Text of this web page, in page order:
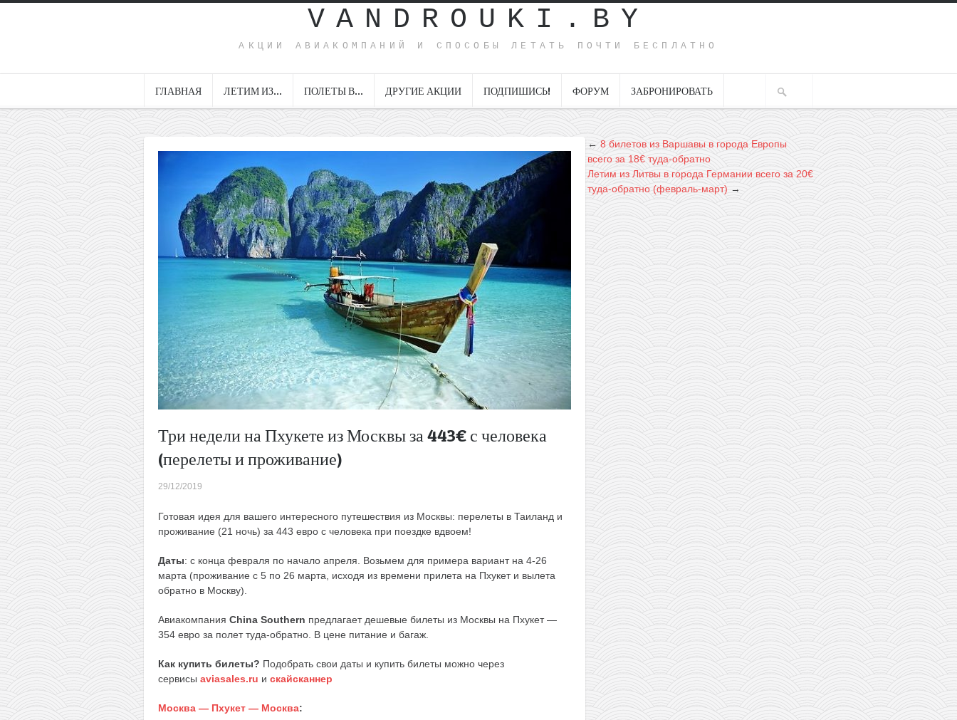
VANDROUKI.BY
АКЦИИ АВИАКОМПАНИЙ И СПОСОБЫ ЛЕТАТЬ ПОЧТИ БЕСПЛАТНО
ГЛАВНАЯ ЛЕТИМ ИЗ… ПОЛЕТЫ В… ДРУГИЕ АКЦИИ ПОДПИШИСЬ! ФОРУМ ЗАБРОНИРОВАТЬ
Три недели на Пхукете из Москвы за 443€ с человека
(перелеты и проживание)
29/12/2019
Готовая идея для вашего интересного путешествия из Москвы: перелеты в Таиланд и
проживание (21 ночь) за 443 евро с человека при поездке вдвоем!
Даты: с конца февраля по начало апреля. Возьмем для примера вариант на 4-26
марта (проживание с 5 по 26 марта, исходя из времени прилета на Пхукет и вылета
обратно в Москву).
Авиакомпания China Southern предлагает дешевые билеты из Москвы на Пхукет —
354 евро за полет туда-обратно. В цене питание и багаж.
Как купить билеты? Подобрать свои даты и купить билеты можно через
сервисы aviasales.ru и скайсканнер
Москва — Пхукет — Москва:
←8 билетов из Варшавы в города Европы
всего за 18€ туда-обратно
Летим из Литвы в города Германии всего за 20€
туда-обратно (февраль-март) →